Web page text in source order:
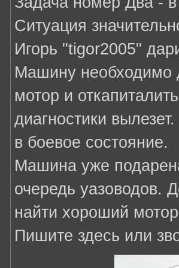
Ситуация
Игорь "tigor2005"
Машину необходимо
мотор и
диагностики
в боевое состояние.
Машина уже
очередь уазоводов.
найти хороший
Пишите здесь или